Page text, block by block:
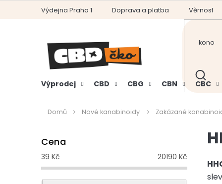
Výdejna Praha 1 Doprava a platba Věrnostní
HLEDAT
Výprodej CBD CBG CBN CBC
Domů Nové kanabinoidy Zakázané
o
s
t
r
Cena
39 Kč 20190 Kč